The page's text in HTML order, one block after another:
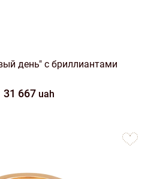
день" с бриллиантами
31 667 uah
favorites